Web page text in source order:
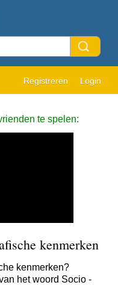
Registreren Login
te spelen:
kenmerken
kenmerken?
het woord Socio -